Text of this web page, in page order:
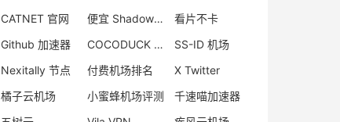
CATNET 官网
便宜 Shadowsocks 购买
看片不卡
Github 加速器
COCODUCK 机场评测
SS-ID 机场
Nexitally 节点
付费机场排名
X Twitter
橘子云机场
小蜜蜂机场评测
千速喵加速器